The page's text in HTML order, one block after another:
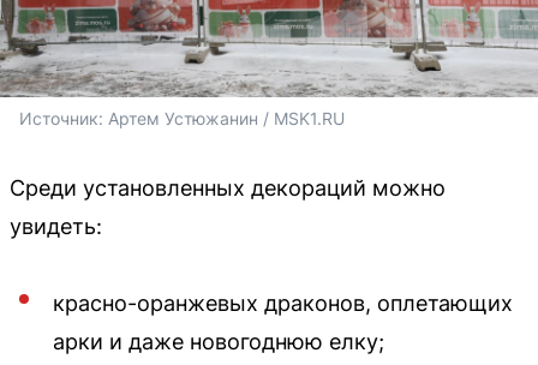
Источник: Артем Устюжанин / MSK1.RU
Среди установленных декораций можно
увидеть:
красно-оранжевых драконов, оплетающих
арки и даже новогоднюю елку;